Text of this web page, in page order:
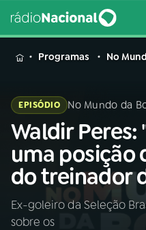
MENU
Buscar
na
Rádio
Nacional
AO
Programas No
EPISÓDIO No Mundo da
Waldir Peres:
uma posição
do treinador
Ex-goleiro da Seleção
sobre os